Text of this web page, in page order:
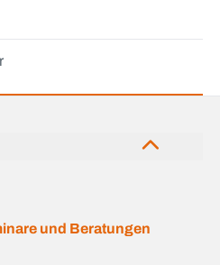
und Beratungen